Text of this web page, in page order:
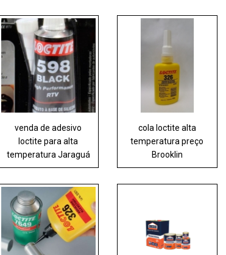
venda de adesivo
loctite para alta
temperatura Jaraguá
cola loctite alta
temperatura preço
Brooklin